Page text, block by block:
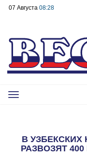
07 Августа 08:28
Toggle
В
РАЗВОЗЯТ